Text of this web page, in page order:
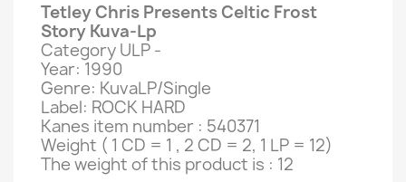
Tetley Chris Presents Celtic Frost
Story Kuva-Lp
Category ULP -
Year: 1990
Genre: KuvaLP/Single
Label: ROCK HARD
Kanes item number : 540371
Weight ( 1 CD = 1 , 2 CD = 2, 1 LP = 12)
The weight of this product is : 12